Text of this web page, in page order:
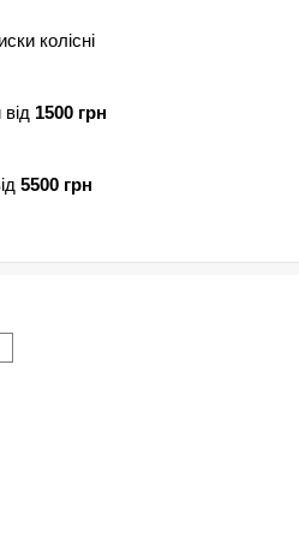
колісні
1500 грн
5500 грн